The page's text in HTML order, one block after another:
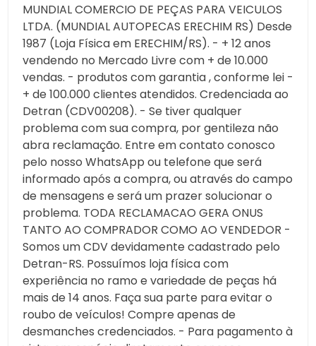
MUNDIAL COMERCIO DE PEÇAS PARA VEICULOS
LTDA. (MUNDIAL AUTOPECAS ERECHIM RS) Desde
1987 (Loja Física em ERECHIM/RS). - + 12 anos
vendendo no Mercado Livre com + de 10.000
vendas. - produtos com garantia , conforme lei -
+ de 100.000 clientes atendidos. Credenciada ao
Detran (CDV00208). - Se tiver qualquer
problema com sua compra, por gentileza não
abra reclamação. Entre em contato conosco
pelo nosso WhatsApp ou telefone que será
informado após a compra, ou através do campo
de mensagens e será um prazer solucionar o
problema. TODA RECLAMACAO GERA ONUS
TANTO AO COMPRADOR COMO AO VENDEDOR -
Somos um CDV devidamente cadastrado pelo
Detran-RS. Possuímos loja física com
experiência no ramo e variedade de peças há
mais de 14 anos. Faça sua parte para evitar o
roubo de veículos! Compre apenas de
desmanches credenciados. - Para pagamento à